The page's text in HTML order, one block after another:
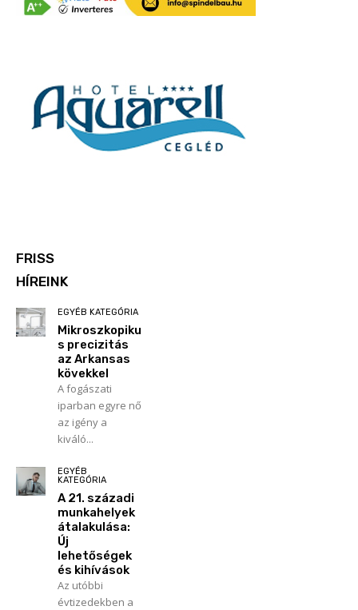
FRISS
HÍREINK
EGYÉB KATEGÓRIA
Mikroszkopiku
s precizitás
az Arkansas
kövekkel
A fogászati
iparban egyre nő
az igény a
kiváló...
EGYÉB
KATEGÓRIA
A 21. századi
munkahelyek
átalakulása:
Új
lehetőségek
és kihívások
Az utóbbi
évtizedekben a